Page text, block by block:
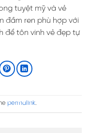
tuyệt mỹ và vẻ
đầm ren phù hợp với
để tôn vinh vẻ đẹp tự
permalink.